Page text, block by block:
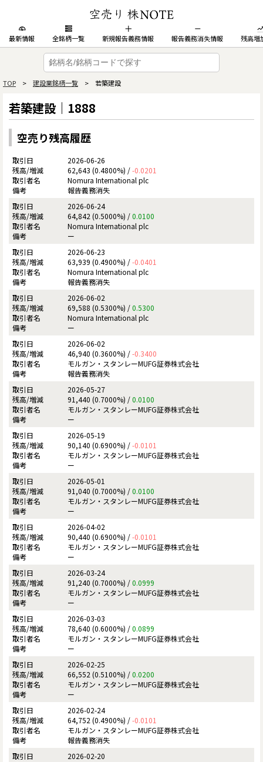
最新情報 全銘柄一覧 新規報告義務情報 報告義務消失情報 残高増
TOP > 建設業銘柄一覧 > 若築建設
若築建設｜1888
空売り残高履歴
2026-06-26
62,643 (0.4800%) /-0.0201
Nomura International plc
報告義務消失
2026-06-24
64,842 (0.5000%) /0.0100
Nomura International plc
ー
2026-06-23
63,939 (0.4900%) /-0.0401
Nomura International plc
報告義務消失
2026-06-02
69,588 (0.5300%) /0.5300
Nomura International plc
ー
2026-06-02
46,940 (0.3600%) /-0.3400
モルガン・スタンレーMUFG証券株式会社
報告義務消失
2026-05-27
91,440 (0.7000%) /0.0100
モルガン・スタンレーMUFG証券株式会社
ー
2026-05-19
90,140 (0.6900%) /-0.0101
モルガン・スタンレーMUFG証券株式会社
ー
2026-05-01
91,040 (0.7000%) /0.0100
モルガン・スタンレーMUFG証券株式会社
ー
2026-04-02
90,440 (0.6900%) /-0.0101
モルガン・スタンレーMUFG証券株式会社
ー
2026-03-24
91,240 (0.7000%) /0.0999
モルガン・スタンレーMUFG証券株式会社
ー
2026-03-03
78,640 (0.6000%) /0.0899
モルガン・スタンレーMUFG証券株式会社
ー
2026-02-25
66,552 (0.5100%) /0.0200
モルガン・スタンレーMUFG証券株式会社
ー
2026-02-24
64,752 (0.4900%) /-0.0101
モルガン・スタンレーMUFG証券株式会社
報告義務消失
2026-02-20